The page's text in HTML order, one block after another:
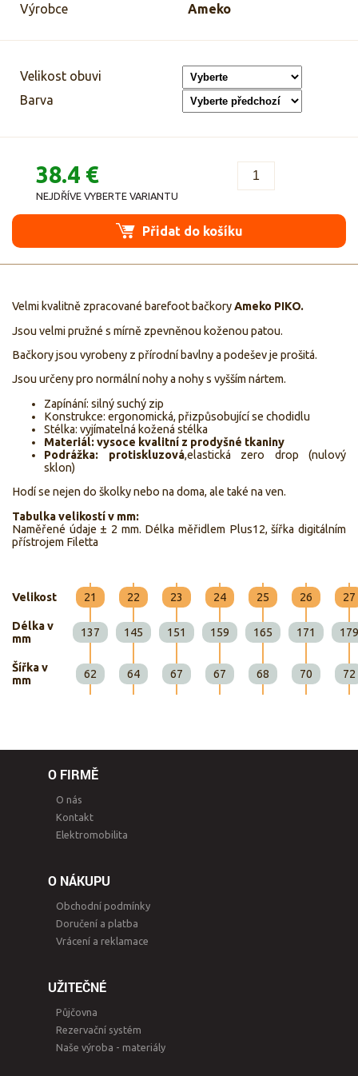
Výrobce Ameko
Velikost obuvi
Barva
38.4 €
NEJDŘÍVE VYBERTE VARIANTU
Přidat do košíku
Velmi kvalitně zpracované barefoot bačkoryAmeko PIKO.
Jsou velmi pružné s mírně zpevněnou koženou patou.
Bačkory jsou vyrobeny z přírodní bavlny a podešev je prošitá.
Jsou určeny pro normální nohy a nohy s vyšším nártem.
Zapínání: silný suchý zip
Konstrukce: ergonomická, přizpůsobující se chodidlu
Stélka: vyjímatelná kožená stélka
Materiál: vysoce kvalitní z prodyšné tkaniny
Podrážka: protiskluzová,elastická zero drop (nulový
sklon)
Hodí se nejen do školky nebo na doma, ale také na ven.
Tabulka velikostí v mm:
Naměřené údaje ± 2 mm. Délka měřidlem Plus12, šířka digitálním
přístrojem Filetta
Velikost 21 22 23 24 25 26 27
Délka v
mm
137 145 151 159 165 171 179
Šířka v
mm
62 64 67 67 68 70 72
O FIRMĚ
O nás
Kontakt
Elektromobilita
O NÁKUPU
Obchodní podmínky
Doručení a platba
Vrácení a reklamace
UŽITEČNÉ
Půjčovna
Rezervační systém
Naše výroba - materiály